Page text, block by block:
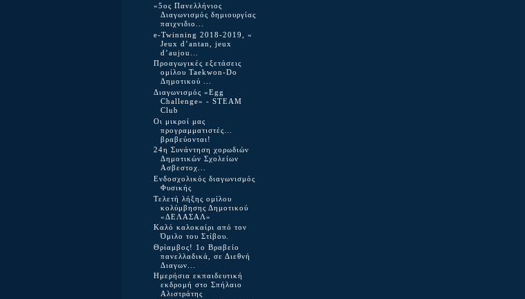
«5ος Πανελλήνιος
Διαγωνισμός δημιουργίας
παιχνιδιο...
e-Twinning 2018-2019, «
Jeux d’antan, jeux
d’aujou...
Προαγωγικές εξετάσεις
ομίλου Taekwon-Do
Δημοτικού ...
Διαγωνισμός «Egg
Challenge» - STEAM
Club
Οι μικροί μας
προγραμματιστές…
βραβεύονται!
24η Συνάντηση χορωδιών
Δημοτικών Σχολείων
Ασβεστοχ...
Ενδοσχολικός διαγωνισμός
Φυσικής
Τελετή λήξης ομίλου
κολύμβησης Δημοτικού
«ΔΕΛΑΣΑΛ»
Καλό καλοκαίρι από τον
Όμιλο του Στίβου.
Θρίαμβος! 1ο Βραβείο
πανελλαδικά, σε Διεθνή
Διαγων...
Ημερήσια εκπαιδευτική
εκδρομή στο Σπήλαιο
Αλιστράτης